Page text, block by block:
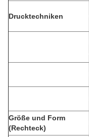
Drucktechniken
Größe und Form
(Rechteck)